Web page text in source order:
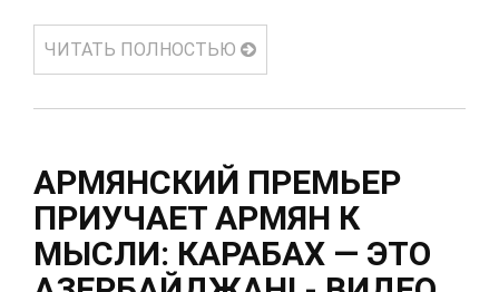
ЧИТАТЬ ПОЛНОСТЬЮ
АРМЯНСКИЙ ПРЕМЬЕР
ПРИУЧАЕТ АРМЯН К
МЫСЛИ: КАРАБАХ — ЭТО